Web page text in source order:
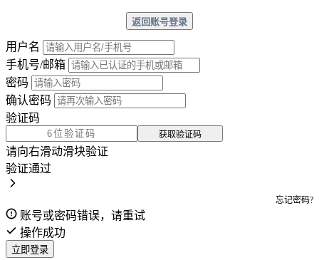
返回账号登录
用户名
手机号/邮箱
密码
确认密码
验证码
获取验证码
请向右滑动滑块验证
验证通过
忘记密码?
账号或密码错误，请重试
操作成功
立即登录